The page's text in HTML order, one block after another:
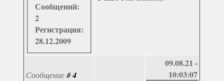
Сообщений:
2
Регистрация:
28.12.2009
Сообщение#4
09.08.21 -
10:03:07